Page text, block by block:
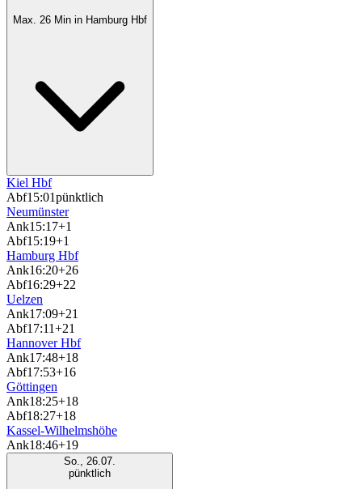
Max. 26 Min in Hamburg Hbf
Kiel Hbf
Abf15:01pünktlich
Neumünster
Ank15:17+1
Abf15:19+1
Hamburg Hbf
Ank16:20+26
Abf16:29+22
Uelzen
Ank17:09+21
Abf17:11+21
Hannover Hbf
Ank17:48+18
Abf17:53+16
Göttingen
Ank18:25+18
Abf18:27+18
Kassel-Wilhelmshöhe
Ank18:46+19
So., 26.07.
pünktlich